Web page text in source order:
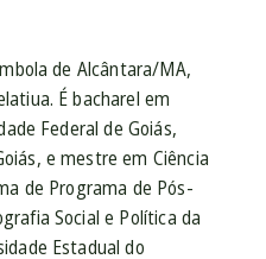
de Alcântara/MA,
É bacharel em
Federal de Goiás,
e mestre em Ciência
de Programa de Pós-
Social e Política da
Estadual do